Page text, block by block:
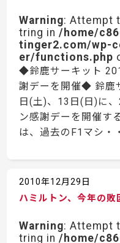
Warning: Attempt
tring in/home/
tinger2.com/wp-
er/functions.php
◆鈴鹿サーキット
謝デーを開催◆ 鈴鹿
日(土)、13日(日)に
ン感謝デーを開催す
は、過去のF1マシ・
2010年12月29日
ハミルトン、今年の
Warning: Attempt
tring in/home/